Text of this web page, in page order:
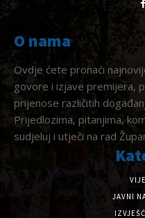
O nama
Ovdje ćete pronaći
govore i izjave premijera,
prijenose različitih
Prijedlozima, pitanjima,
sudjeluj i utječi na rad
JAVNI